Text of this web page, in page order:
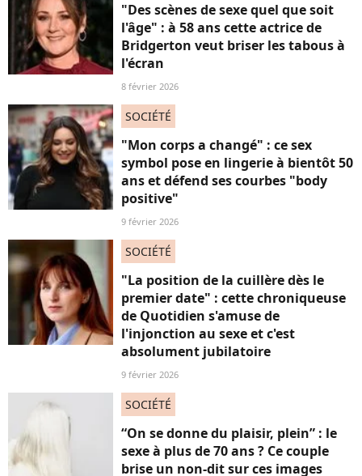
"Des scènes de sexe quel que soit
l'âge" : à 58 ans cette actrice de
Bridgerton veut briser les tabous à
l'écran
8 février 2026
SOCIÉTÉ
"Mon corps a changé" : ce sex
symbol pose en lingerie à bientôt 50
ans et défend ses courbes "body
positive"
9 février 2026
SOCIÉTÉ
"La position de la cuillère dès le
premier date" : cette chroniqueuse
de Quotidien s'amuse de
l'injonction au sexe et c'est
absolument jubilatoire
9 février 2026
SOCIÉTÉ
“On se donne du plaisir, plein” : le
sexe à plus de 70 ans ? Ce couple
brise un non-dit sur ces images